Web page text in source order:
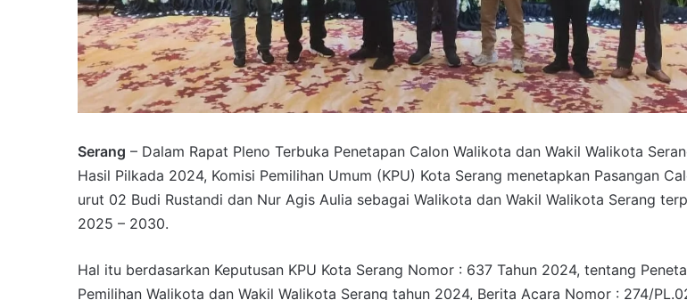
Serang – Dalam Rapat Pleno Terbuka Penetapan Calon Walikota dan Wakil Walikota
Hasil Pilkada 2024, Komisi Pemilihan Umum (KPU) Kota Serang menetapkan Pasangan
urut 02 Budi Rustandi dan Nur Agis Aulia sebagai Walikota dan Wakil Walikota Serang
2025 – 2030.
Hal itu berdasarkan Keputusan KPU Kota Serang Nomor : 637 Tahun 2024, tentang
Pemilihan Walikota dan Wakil Walikota Serang tahun 2024, Berita Acara Nomor : 274/